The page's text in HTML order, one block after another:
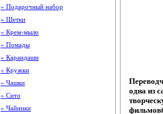
» Подарочный набор
» Шетки
» Крем-мыло
» Помады
» Карандаши
» Кружки
» Чашки
» Сито
» Чайники
одна из